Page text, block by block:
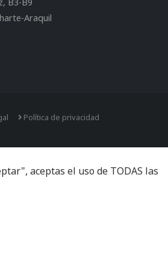
Araquil
Política de privacidad
aceptas el uso de TODAS las